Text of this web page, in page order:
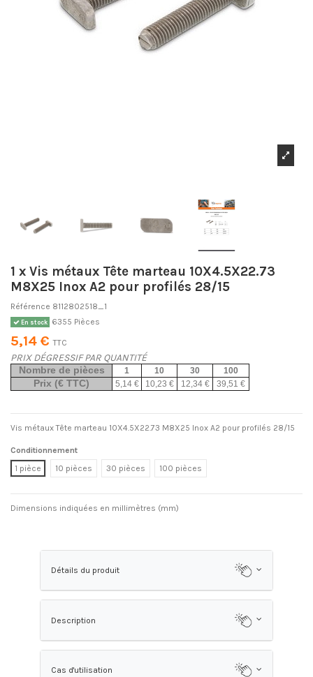
1 x Vis métaux Tête marteau 10X4.5X22.73
M8X25 Inox A2 pour profilés 28/15
Référence 8112802518_1
En stock 6355 Pièces
5,14 €TTC
PRIX DÉGRESSIF PAR QUANTITÉ
Nombre de pièces 1 10 30 100
Prix (€ TTC) 5,14 € 10,23 € 12,34 € 39,51 €
Vis métaux Tête marteau 10X4.5X22.73 M8X25 Inox A2 pour profilés 28/15
Conditionnement
1 pièce
10 pièces 30 pièces 100 pièces
Dimensions indiquées en millimètres (mm)
Détails du produit
Description
Cas d'utilisation